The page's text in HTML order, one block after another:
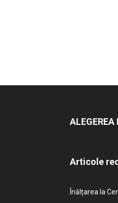
ALEGEREA
Articole
Înălțarea la